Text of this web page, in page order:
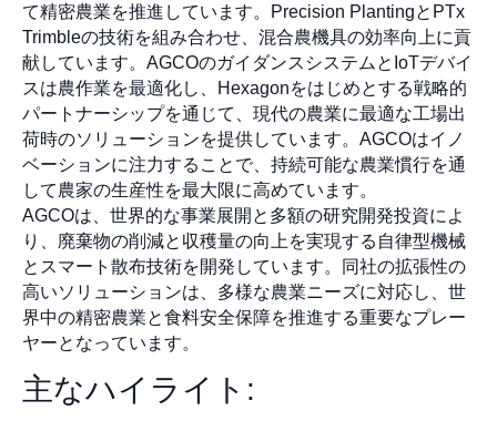
て精密農業を推進しています。Precision PlantingとPTx
Trimbleの技術を組み合わせ、混合農機具の効率向上に貢
献しています。AGCOのガイダンスシステムとIoTデバイ
スは農作業を最適化し、Hexagonをはじめとする戦略的
パートナーシップを通じて、現代の農業に最適な工場出
荷時のソリューションを提供しています。AGCOはイノ
ベーションに注力することで、持続可能な農業慣行を通
して農家の生産性を最大限に高めています。
AGCOは、世界的な事業展開と多額の研究開発投資によ
り、廃棄物の削減と収穫量の向上を実現する自律型機械
とスマート散布技術を開発しています。同社の拡張性の
高いソリューションは、多様な農業ニーズに対応し、世
界中の精密農業と食料安全保障を推進する重要なプレー
ヤーとなっています。
主なハイライト: